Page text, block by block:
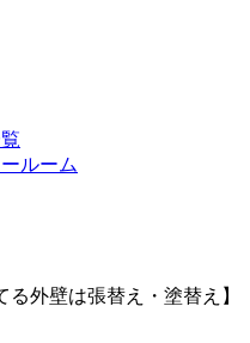
ルーム
外壁は張替え・塗替え】